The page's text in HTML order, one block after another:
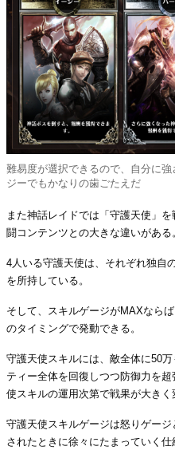
難易度が選択できるので、自分に
ジーでもかなりの歯ごたえだ
また神話レイドでは「守護天使」
闘コンテンツとの大きな違いがある
4人いる守護天使は、それぞれ独自
を所持している。
そして、スキルゲージがMAXなら
のタイミングで発動できる。
守護天使スキルには、敵全体に50
ティー全体を回復しつつ防御力を
使スキルの運用次第で戦果が大きく
守護天使スキルゲージは怒りゲー
されたときに徐々にたまっていく仕